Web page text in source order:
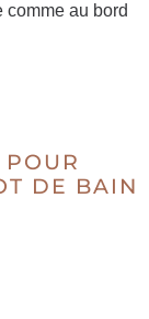
comme au bord
DE BAIN